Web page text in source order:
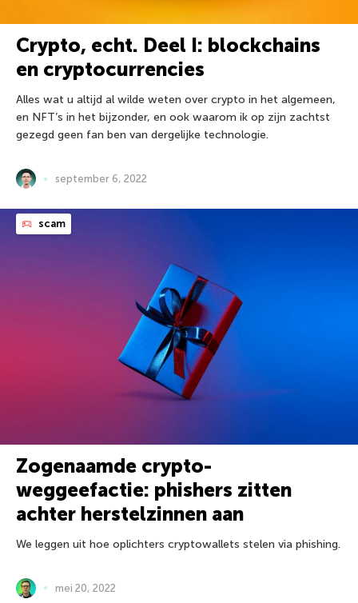
Crypto, echt. Deel I: blockchains
en cryptocurrencies
Alles wat u altijd al wilde weten over crypto in het algemeen,
en NFT’s in het bijzonder, en ook waarom ik op zijn zachtst
gezegd geen fan ben van dergelijke technologie.
september 6, 2022
scam
Zogenaamde crypto-
weggeefactie: phishers zitten
achter herstelzinnen aan
We leggen uit hoe oplichters cryptowallets stelen via phishing.
mei 20, 2022